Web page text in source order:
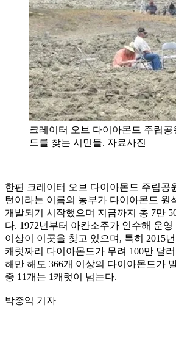
크레이터 오브 다이아몬드 주립
드를 찾는 시민들. 자료사진
한편 크레이터 오브 다이아몬드 주립공
턴이라는 이름의 농부가 다이아몬드 원
개발되기 시작했으며 지금까지 총 7만
다. 1972년부터 아칸소주가 인수해 운영
이상이 이곳을 찾고 있으며, 특히 2015
캐럿짜리 다이아몬드가 무려 100만 달
해만 해도 366개 이상의 다이아몬드가
중 11개는 1캐럿이 넘는다.
박종익 기자